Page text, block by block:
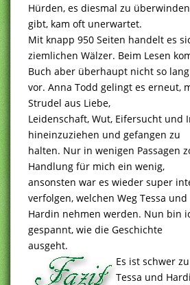
Hürden, es diesmal zu überwinden
gibt, kam oft unerwartet.
Mit knapp 950 Seiten handelt es
ziemlichen Wälzer. Beim Lesen
Buch aber überhaupt nicht so lang
vor. Anna Todd gelingt es erneut,
Strudel aus Liebe,
Leidenschaft, Wut, Eifersucht und
hineinzuziehen und gefangen zu
halten. Nur in wenigen Passagen
Handlung für mich ein wenig,
ansonsten war es wieder super
verfolgen, welchen Weg Tessa und
Hardin nehmen werden. Nun bin
gespannt, wie die Geschichte
ausgeht.
Es ist schwer
Tessa und